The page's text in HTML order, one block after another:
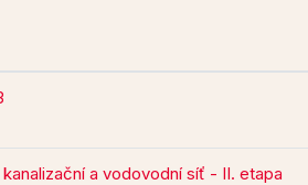
a vodovodní síť - II. etapa